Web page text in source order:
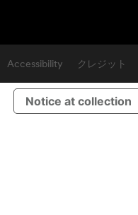
Accessibility クレジット
Notice at collection